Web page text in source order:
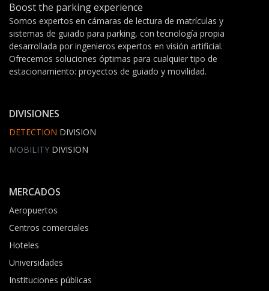
Boost the parking experience
Somos expertos en cámaras de lectura de matrículas y
sistemas de guiado para parking, con tecnología propia
desarrollada por ingenieros expertos en visión artificial.
Ofrecemos soluciones óptimas para cualquier tipo de
estacionamiento: proyectos de guiado y movilidad.
DIVISIONES
DETECTION DIVISION
MOBILITY DIVISION
MERCADOS
Aeropuertos
Centros comerciales
Hoteles
Universidades
Instituciones públicas